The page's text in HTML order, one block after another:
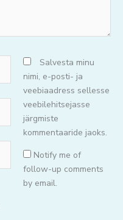
Salvesta minu
nimi, e-posti- ja
veebiaadress sellesse
veebilehitsejasse
järgmiste
kommentaaride jaoks.
Notify me of
follow-up comments
by email.